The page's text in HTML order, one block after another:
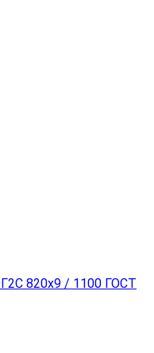
820x9 / 1100 ГОСТ